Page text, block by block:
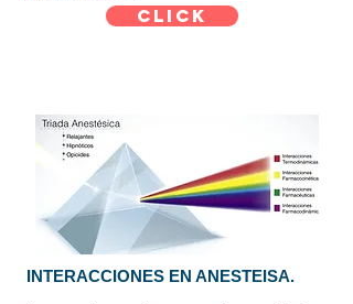
CLICK
INTERACCIONES EN ANESTEISA.